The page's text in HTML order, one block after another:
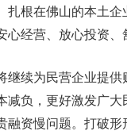
扎根在佛山的本土
心经营、放心投资、
续为民营企业提供
减负，更好激发广
融资慢问题。打破形